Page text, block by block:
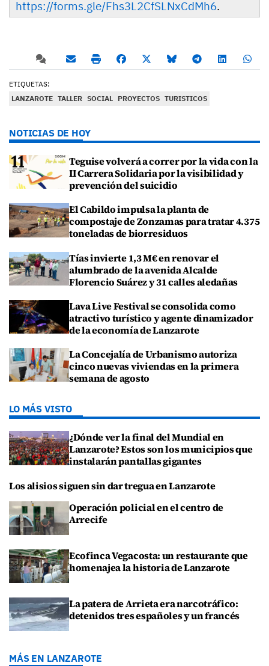
https://forms.gle/Fhs3L2CfSLNxCdMh6.
ETIQUETAS:
LANZAROTE TALLER SOCIAL PROYECTOS TURISTICOS
NOTICIAS DE HOY
Teguise volverá a correr por la vida con la
II Carrera Solidaria por la visibilidad y
prevención del suicidio
El Cabildo impulsa la planta de
compostaje de Zonzamas para tratar 4.375
toneladas de biorresiduos
Tías invierte 1,3 M€ en renovar el
alumbrado de la avenida Alcalde
Florencio Suárez y 31 calles aledañas
Lava Live Festival se consolida como
atractivo turístico y agente dinamizador
de la economía de Lanzarote
La Concejalía de Urbanismo autoriza
cinco nuevas viviendas en la primera
semana de agosto
LO MÁS VISTO
¿Dónde ver la final del Mundial en
Lanzarote? Estos son los municipios que
instalarán pantallas gigantes
Los alisios siguen sin dar tregua en Lanzarote
Operación policial en el centro de
Arrecife
Ecofinca Vegacosta: un restaurante que
homenajea la historia de Lanzarote
La patera de Arrieta era narcotráfico:
detenidos tres españoles y un francés
MÁS EN LANZAROTE